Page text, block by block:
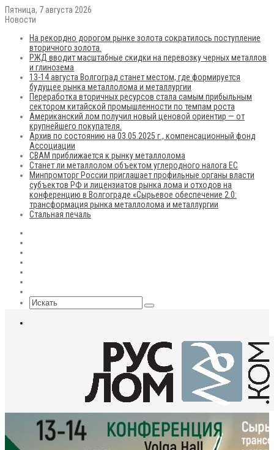
Пятница, 7 августа 2026
Новости
На рекордно дорогом рынке золота сократилось поступление
вторичного золота.
РЖД вводит масштабные скидки на перевозку черных металлов
и глинозема
13-14 августа Волгоград станет местом, где формируется
будущее рынка металлолома и металлургии
Переработка вторичных ресурсов стала самым прибыльным
сектором китайской промышленности по темпам роста
Американский лом получил новый ценовой ориентир — от
крупнейшего покупателя.
Архив по состоянию на 03.05.2025 г., компенсационный фонд
Ассоциации
CBAM приближается к рынку металлолома
Станет ли металлолом объектом углеродного налога ЕС
Минпромторг России приглашает профильные органы власти
субъектов РФ и лицензиатов рынка лома и отходов на
конференцию в Волгограде «Сырьевое обеспечение 2.0:
трансформация рынка металлолома и металлургии
Стальная печаль
Искать